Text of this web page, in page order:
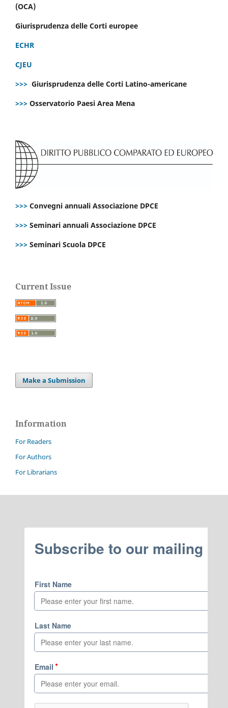
(OCA)
Giurisprudenza delle Corti europee
ECHR
CJEU
>>> Giurisprudenza delle Corti Latino-americane
>>> Osservatorio Paesi Area Mena
>>> Convegni annuali Associazione DPCE
>>> Seminari annuali Associazione DPCE
>>> Seminari Scuola DPCE
Current Issue
Make a Submission
Information
For Readers
For Authors
For Librarians